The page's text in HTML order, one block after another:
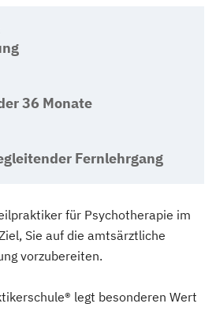
36 Monate
Fernlehrgang
für Psychotherapie im
Sie auf die amtsärztliche
vorzubereiten.
legt besonderen Wert